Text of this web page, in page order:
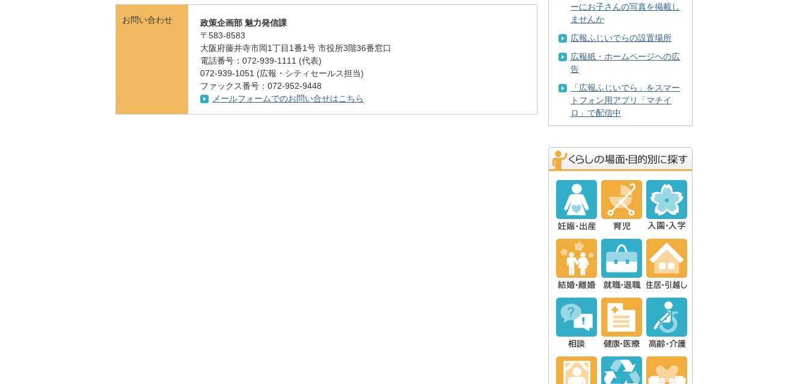
お問い合わせ
政策企画部 魅力発信課
〒583-8583
大阪府藤井寺市岡1丁目1番1号 市役所3階36番窓口
電話番号：072-939-1111 (代表)
072-939-1051 (広報・シティセールス担当)
ファックス番号：072-952-9448
メールフォームでのお問い合せはこちら
ーにお子さんの写真を掲載し
ませんか
広報ふじいでらの設置場所
広報紙・ホームページへの広
告
「広報ふじいでら」をスマー
トフォン用アプリ「マチイ
ロ」で配信中